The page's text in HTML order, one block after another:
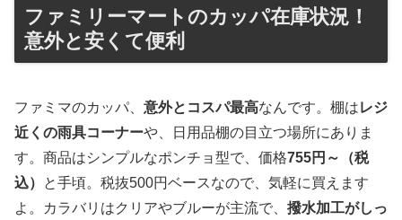
ファミリーマートのカッパ在庫状況！
意外と安くて便利
ファミマのカッパ、 意外とコスパ最高なんです。棚はレジ
近くの雨具コーナーや、日用品棚の目立つ場所にありま
す。商品はシンプルなポンチョ型で、価格755円～（税
込）
と手頃。税抜500円ベースなので、気軽に買えます
よ。カラバリはクリアやブルーが主流で、 撥水加工がしっ